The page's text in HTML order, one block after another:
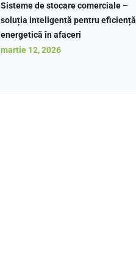
Sisteme de stocare comerciale –
soluția inteligentă pentru eficiență
energetică în afaceri
martie 12, 2026